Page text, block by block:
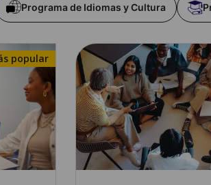
Programa de Idiomas y Cultura
popular